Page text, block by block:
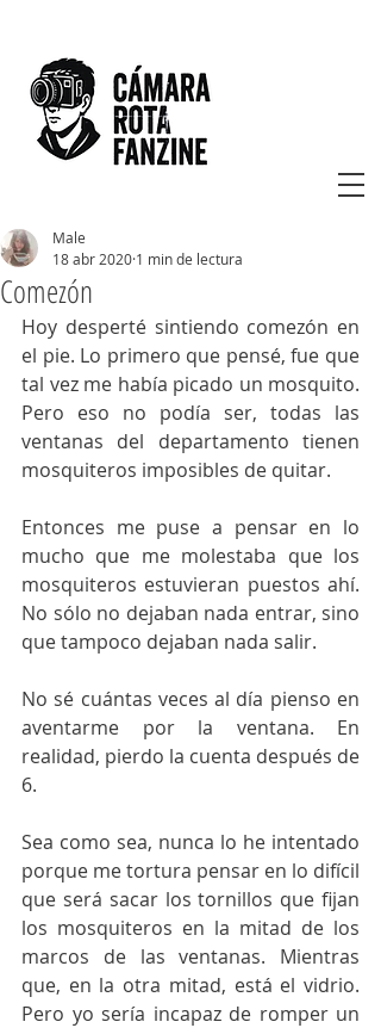
Comezón
Male
18 abr 2020 1 min de lectura
Hoy desperté sintiendo comezón en
el pie. Lo primero que pensé, fue que
tal vez me había picado un mosquito.
Pero eso no podía ser, todas las
ventanas del departamento tienen
mosquiteros imposibles de quitar.
Entonces me puse a pensar en lo
mucho que me molestaba que los
mosquiteros estuvieran puestos ahí.
No sólo no dejaban nada entrar, sino
que tampoco dejaban nada salir.
No sé cuántas veces al día pienso en
aventarme por la ventana. En
realidad, pierdo la cuenta después de
6.
Sea como sea, nunca lo he intentado
porque me tortura pensar en lo difícil
que será sacar los tornillos que fijan
los mosquiteros en la mitad de los
marcos de las ventanas. Mientras
que, en la otra mitad, está el vidrio.
Pero yo sería incapaz de romper un